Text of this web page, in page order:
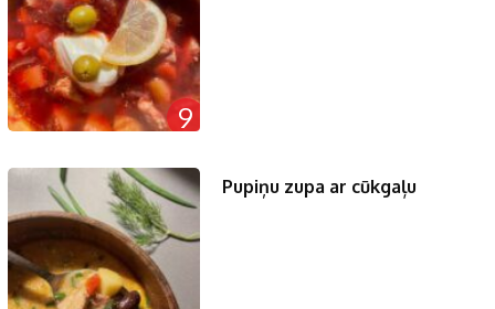
9
Pupiņu zupa ar cūkgaļu